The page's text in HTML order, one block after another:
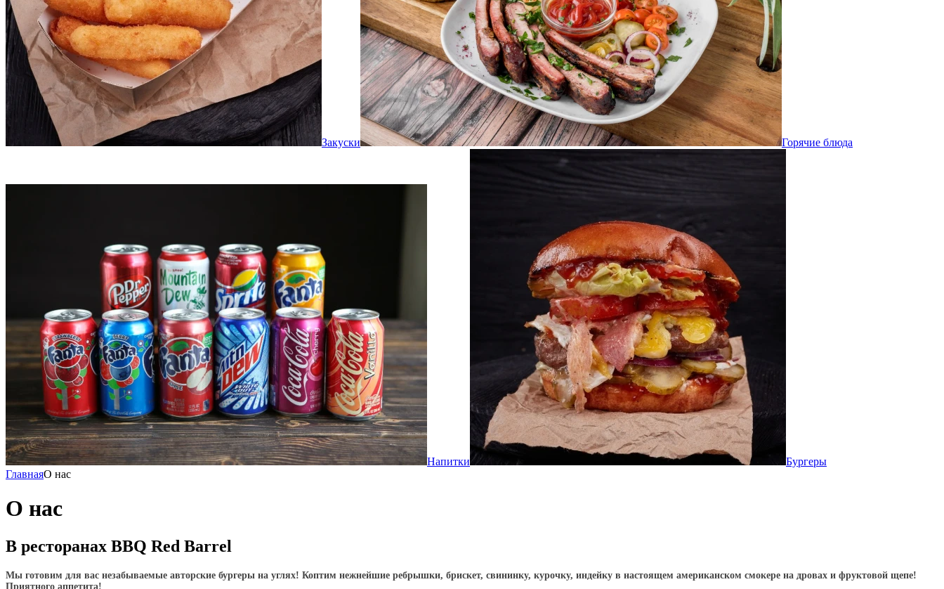
Закуски Горячие блюда
Напитки
Бургеры
ГлавнаяО нас
О нас
В ресторанах BBQ Red Barrel
Мы готовим для вас незабываемые авторские бургеры на углях! Коптим нежнейшие ребрышки, брискет, свининку, курочку, индейку в настоящем американском смокере на дровах и фруктовой щепе!
Приятного аппетита!